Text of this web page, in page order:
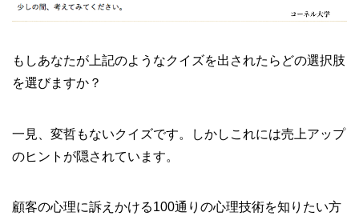
もしあなたが上記のようなクイズを出されたらどの選択肢
を選びますか？
一見、変哲もないクイズです。しかしこれには売上アップ
のヒントが隠されています。
顧客の心理に訴えかける100通りの心理技術を知りたい方